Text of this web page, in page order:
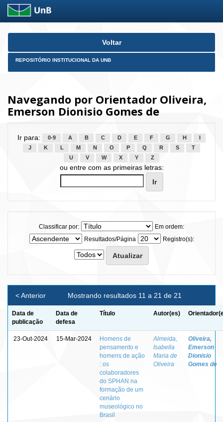
Skip
Voltar
REPOSITÓRIO INSTITUCIONAL DA UNB
Navegando por Orientador Oliveira,
Emerson Dionisio Gomes de
Ir para: 0-9 A B C D E F G H
J
K L M N O P Q R S
T
U
V W X Y Z
ou entre com as primeiras letras:
Classificar por:
Em ordem:
Resultados/Página
Registro(s):
Mostrando resultados 11 a 21 de 21
< Anterior
Data de
publicação
Data de
defesa
Título Autor(es)
23-Out-2024 15-Mar-2024
Homens de
pensamento e
homens de ação
: os
colaboradores
do SPHAN na
formação de um
cenário
museológico no
Brasil
Almeida,
Isabella
Maria de
Oliveira
Oliveira,
Emerson
Dionisio
Gomes de